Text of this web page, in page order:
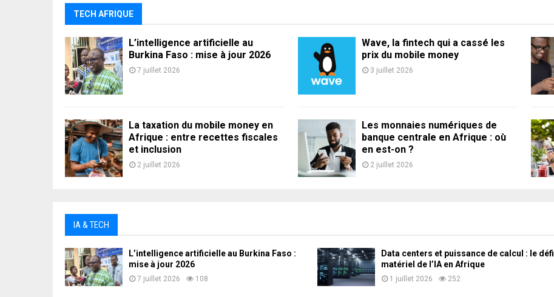
TECH AFRIQUE
L’intelligence artificielle au
Burkina Faso : mise à jour 2026
7 juillet 2026
Wave, la fintech qui a cassé les
prix du mobile money
3 juillet 2026
La taxation du mobile money en
Afrique : entre recettes fiscales
et inclusion
2 juillet 2026
Les monnaies numériques de
banque centrale en Afrique : où
en est-on ?
2 juillet 2026
IA & TECH
L’intelligence artificielle au Burkina Faso :
mise à jour 2026
7 juillet 2026 108
Data centers et puissance de calcul : le défi
matériel de l’IA en Afrique
1 juillet 2026 252